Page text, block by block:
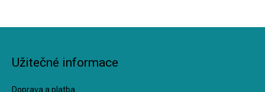
Užitečné informace
Doprava a platba